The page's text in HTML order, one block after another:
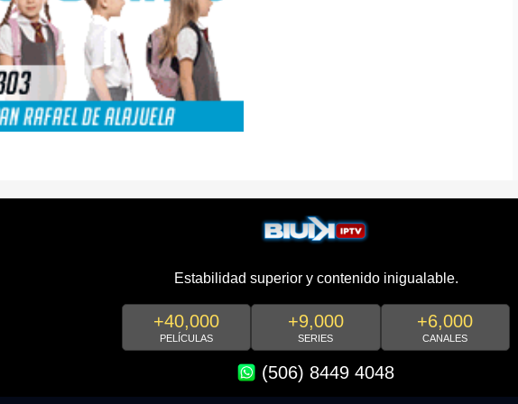
Estabilidad superior y contenido inigualable.
+40,000
PELÍCULAS
+9,000
SERIES
+6,000
CANALES
(506) 8449 4048